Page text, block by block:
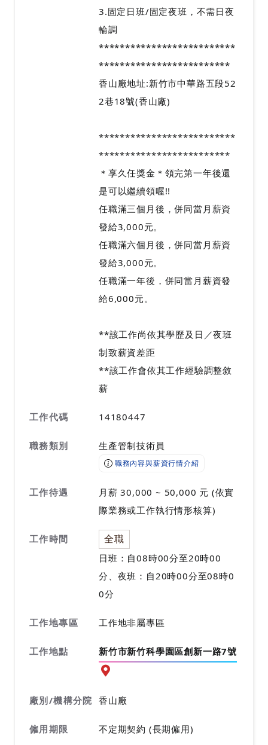
3.固定日班/固定夜班，不需日夜
輪調
**************************
*************************
香山廠地址:新竹市中華路五段52
2巷18號(香山廠)
**************************
*************************
＊享久任獎金＊領完第一年後還
是可以繼續領喔!!
任職滿三個月後，併同當月薪資
發給3,000元。
任職滿六個月後，併同當月薪資
發給3,000元。
任職滿一年後，併同當月薪資發
給6,000元。
**該工作尚依其學歷及日／夜班
制致薪資差距
**該工作會依其工作經驗調整敘
薪
工作代碼 14180447
職務類別 生產管制技術員
職務內容與薪資行情介紹
工作待遇
月薪 30,000 ~ 50,000 元 (依實
際業務或工作執行情形核算)
工作時間 全職
日班：自08時00分至20時00
分、夜班：自20時00分至08時0
0分
工作地專區 工作地非屬專區
工作地點
新竹市新竹科學園區創新一路7號
前往查看地圖
廠別/機構分院 香山廠
僱用期限 不定期契約 (長期僱用)